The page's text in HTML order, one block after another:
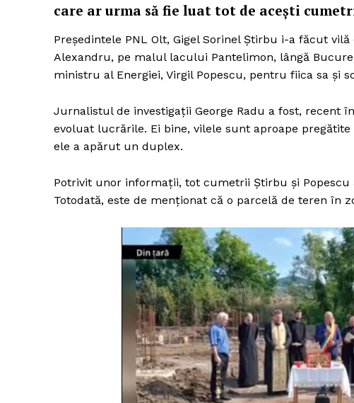
care ar urma să fie luat tot de aceşti
Preşedintele PNL Olt, Gigel Sorinel Ştirbu i-a făcut
Alexandru, pe malul lacului Pantelimon, lângă
ministru al Energiei, Virgil Popescu, pentru fiica sa şi
Jurnalistul de investigaţii George Radu a fost, recent
evoluat lucrările. Ei bine, vilele sunt aproape
ele a apărut un duplex.
Potrivit unor informaţii, tot cumetrii Ştirbu şi
Totodată, este de menţionat că o parcelă de teren în